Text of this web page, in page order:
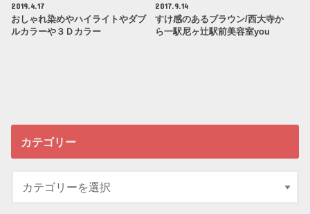
2019.4.17
おしゃれ染めやハイライトやダブ
ルカラーや３Ｄカラー
2017.9.14
すけ感のあるブラウン/西大寺か
ら一駅尼ヶ辻駅前美容室you
カテゴリー